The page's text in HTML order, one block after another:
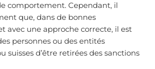
comportement. Cependant, il
que, dans de bonnes
avec une approche correcte, il est
personnes ou des entités
suisses d’être retirées des sanctions